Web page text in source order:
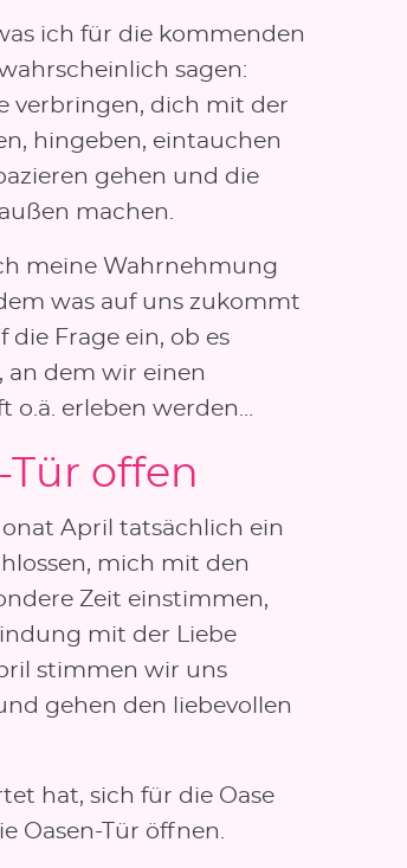
ich für die kommenden
sagen:
verbringen, dich mit der
hingeben, eintauchen
gehen und die
machen.
meine Wahrnehmung
was auf uns zukommt
Frage ein, ob es
dem wir einen
o.ä. erleben werden…
Tür offen
April tatsächlich ein
mich mit den
Zeit einstimmen,
mit der Liebe
stimmen wir uns
gehen den liebevollen
hat, sich für die Oase
Oasen-Tür öffnen.